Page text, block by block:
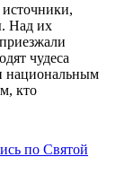
Над их
чудеса
национальным
кто
по Святой